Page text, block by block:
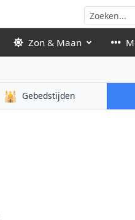
Zon & Maan
🕌 Gebedstijden